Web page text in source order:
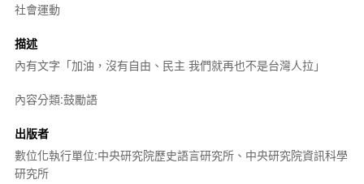
社會運動
描述
內有文字「加油，沒有自由、民主 我們就再也不是台灣人拉」
內容分類:鼓勵語
出版者
數位化執行單位:中央研究院歷史語言研究所、中央研究院資訊科學
研究所